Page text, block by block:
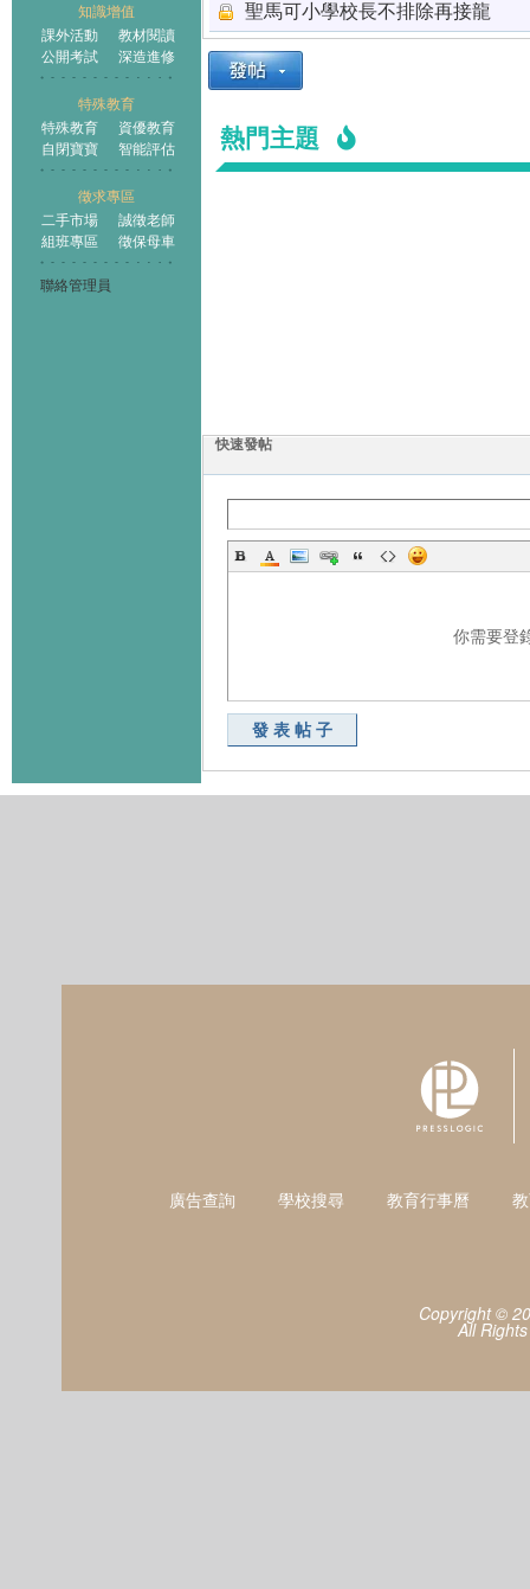
知識增值
課外活動
教材閱讀
公開考試
深造進修
特殊教育
特殊教育
資優教育
自閉寶寶
智能評估
徵求專區
二手市場
誠徵老師
組班專區
徵保母車
聯絡管理員
聖馬可小學校長不排除再接龍
熱門主題
快速發帖
你需要登
發表帖子
廣告查詢 學校搜尋 教育行事曆
Copyright ©
All